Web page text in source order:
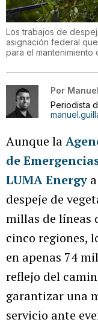
Los trabajos de
asignación federal
para el mantenimiento
Por
Periodista
Aunque la
de
LUMA Energy
despeje de
millas de líneas
cinco regiones,
en apenas 74
reflejo del
garantizar una
servicio ante